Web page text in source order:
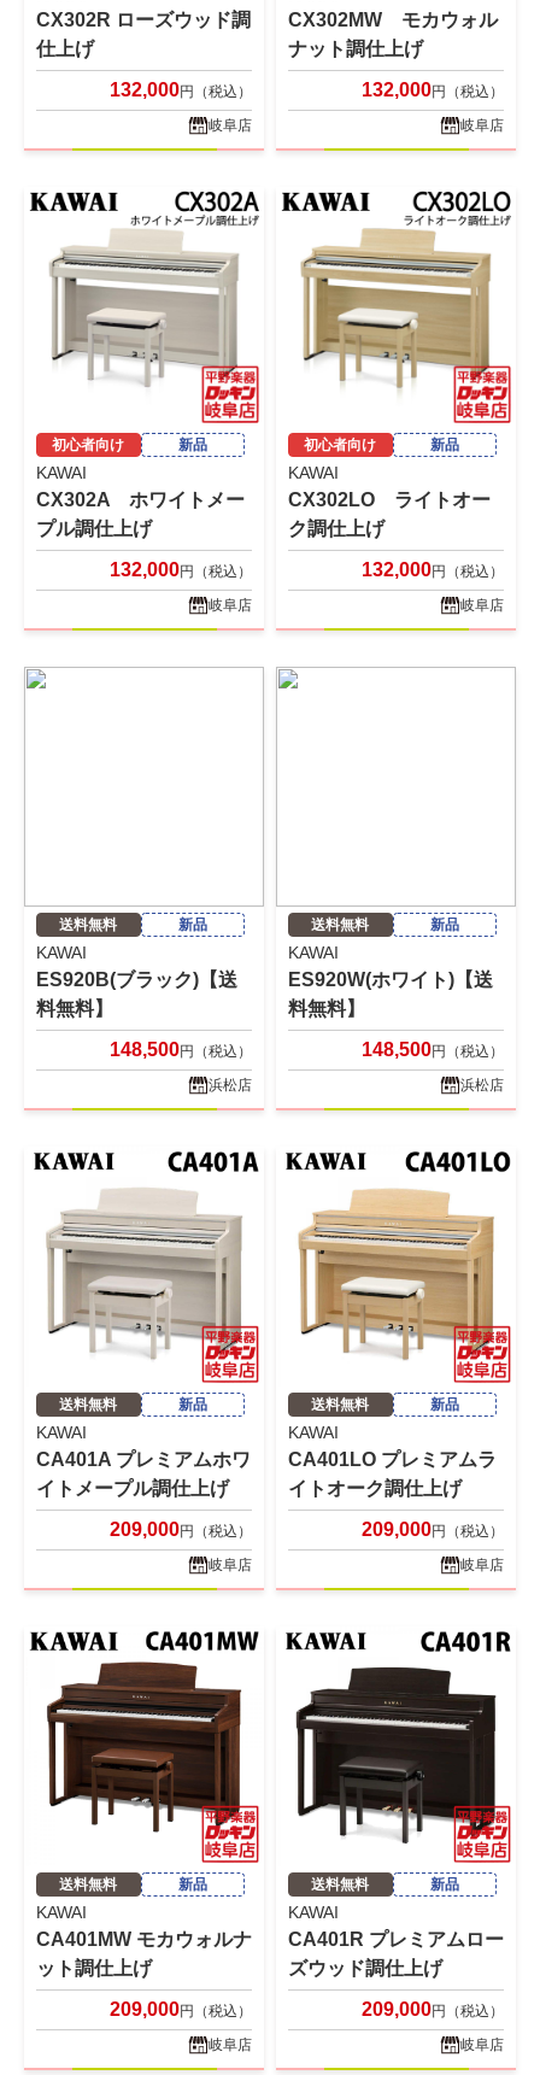
CX302R ローズウッド調
仕上げ
132,000円（税込）
岐阜店
CX302MW モカウォル
ナット調仕上げ
132,000円（税込）
岐阜店
初心者向け 新品
KAWAI
CX302A ホワイトメー
プル調仕上げ
132,000円（税込）
岐阜店
初心者向け 新品
KAWAI
CX302LO ライトオー
ク調仕上げ
132,000円（税込）
岐阜店
送料無料 新品
KAWAI
ES920B(ブラック)【送
料無料】
148,500円（税込）
浜松店
送料無料 新品
KAWAI
ES920W(ホワイト)【送
料無料】
148,500円（税込）
浜松店
送料無料 新品
KAWAI
CA401A プレミアムホワ
イトメープル調仕上げ
209,000円（税込）
岐阜店
送料無料 新品
KAWAI
CA401LO プレミアムラ
イトオーク調仕上げ
209,000円（税込）
岐阜店
送料無料 新品
KAWAI
CA401MW モカウォルナ
ット調仕上げ
209,000円（税込）
岐阜店
送料無料 新品
KAWAI
CA401R プレミアムロー
ズウッド調仕上げ
209,000円（税込）
岐阜店